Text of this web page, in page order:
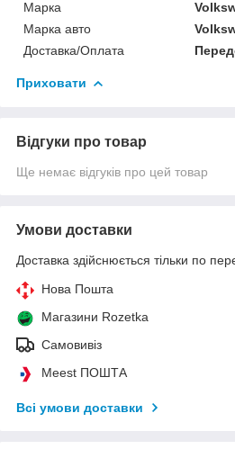
Марка
Марка авто
Доставка/Оплата
Приховати
Відгуки про товар
Ще немає відгуків про цей товар
Умови доставки
Доставка здійснюється тільки по
Нова Пошта
Магазини Rozetka
Самовивіз
Meest ПОШТА
Всі умови доставки